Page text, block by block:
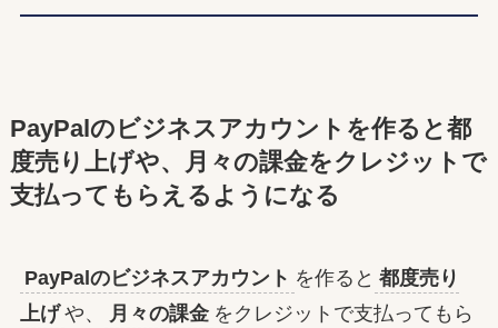
PayPalのビジネスアカウントを作ると都
度売り上げや、月々の課金をクレジットで
支払ってもらえるようになる
PayPalのビジネスアカウント を作ると 都度売り
上げ や、 月々の課金 をクレジットで支払ってもら